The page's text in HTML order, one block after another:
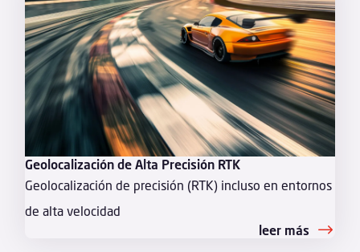
Geolocalización de Alta Precisión RTK
Geolocalización de precisión (RTK) incluso en entornos
de alta velocidad
leer más